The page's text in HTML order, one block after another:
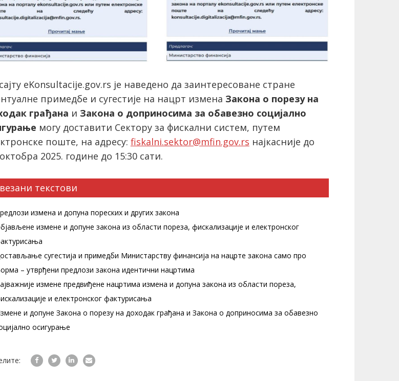
eKonsultacije.gov.rs је наведено да заинтересоване стране
примедбе и сугестије на нацрт измена Закона о порезу на
грађана и Закона о доприносима за обавезно социјално
могу доставити Сектору за фискални систем, путем
поште, на адресу: fiskalni.sektor@mfin.gov.rs најкасније до
2025. године до 15:30 сати.
текстови
измена и допуна пореских и других закона
измене и допуне закона из области пореза, фискализације и електронског
сугестија и примедби Министарству финансија на нацрте закона само про
– утврђени предлози закона идентични нацртима
измене предвиђене нацртима измена и допуна закона из области пореза,
и електронског фактурисања
и допуне Закона о порезу на доходак грађана и Закона о доприносима за обавезно
осигурање